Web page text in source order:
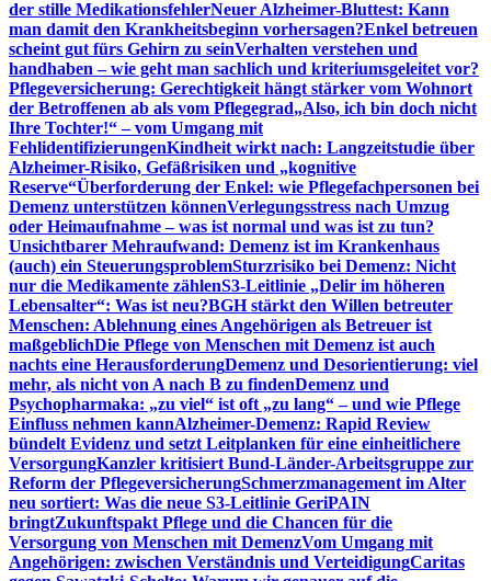
der stille MedikationsfehlerNeuer Alzheimer-Bluttest: Kann
man damit den Krankheitsbeginn vorhersagen?Enkel betreuen
scheint gut fürs Gehirn zu seinVerhalten verstehen und
handhaben – wie geht man sachlich und kriteriumsgeleitet vor?
Pflegeversicherung: Gerechtigkeit hängt stärker vom Wohnort
der Betroffenen ab als vom Pflegegrad„Also, ich bin doch nicht
Ihre Tochter!“ – vom Umgang mit
FehlidentifizierungenKindheit wirkt nach: Langzeitstudie über
Alzheimer-Risiko, Gefäßrisiken und „kognitive
Reserve“Überforderung der Enkel: wie Pflegefachpersonen bei
Demenz unterstützen könnenVerlegungsstress nach Umzug
oder Heimaufnahme – was ist normal und was ist zu tun?
Unsichtbarer Mehraufwand: Demenz ist im Krankenhaus
(auch) ein SteuerungsproblemSturzrisiko bei Demenz: Nicht
nur die Medikamente zählenS3-Leitlinie „Delir im höheren
Lebensalter“: Was ist neu?BGH stärkt den Willen betreuter
Menschen: Ablehnung eines Angehörigen als Betreuer ist
maßgeblichDie Pflege von Menschen mit Demenz ist auch
nachts eine HerausforderungDemenz und Desorientierung: viel
mehr, als nicht von A nach B zu findenDemenz und
Psychopharmaka: „zu viel“ ist oft „zu lang“ – und wie Pflege
Einfluss nehmen kannAlzheimer-Demenz: Rapid Review
bündelt Evidenz und setzt Leitplanken für eine einheitlichere
VersorgungKanzler kritisiert Bund-Länder-Arbeitsgruppe zur
Reform der PflegeversicherungSchmerzmanagement im Alter
neu sortiert: Was die neue S3-Leitlinie GeriPAIN
bringtZukunftspakt Pflege und die Chancen für die
Versorgung von Menschen mit DemenzVom Umgang mit
Angehörigen: zwischen Verständnis und VerteidigungCaritas